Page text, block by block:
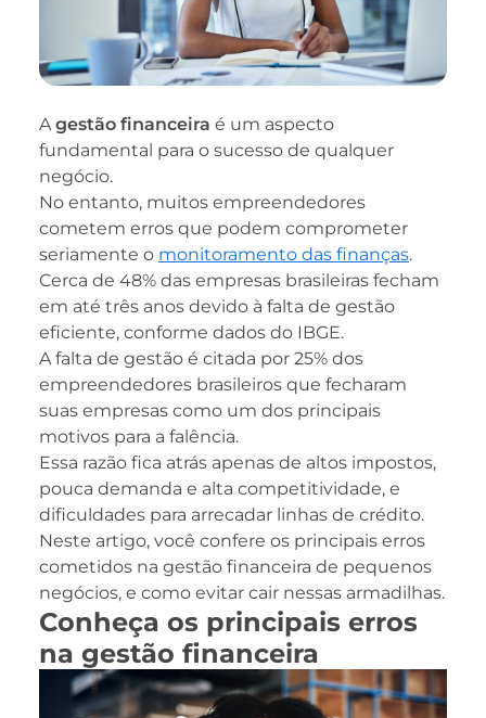
Agestão financeira é um aspecto
fundamental para o sucesso de qualquer
negócio.
No entanto, muitos empreendedores
cometem erros que podem comprometer
seriamente o monitoramento das finanças.
Cerca de 48% das empresas brasileiras fecham
em até três anos devido à falta de gestão
eficiente, conforme dados do IBGE.
A falta de gestão é citada por 25% dos
empreendedores brasileiros que fecharam
suas empresas como um dos principais
motivos para a falência.
Essa razão fica atrás apenas de altos impostos,
pouca demanda e alta competitividade, e
dificuldades para arrecadar linhas de crédito.
Neste artigo, você confere os principais erros
cometidos na gestão financeira de pequenos
negócios, e como evitar cair nessas armadilhas.
Conheça os principais erros
na gestão financeira